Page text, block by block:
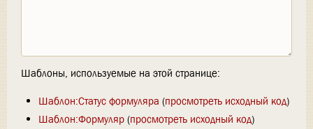
Шаблоны, используемые на этой странице:
Шаблон:Статус формуляра (просмотреть исходный код)
Шаблон:Формуляр(просмотреть исходный код)